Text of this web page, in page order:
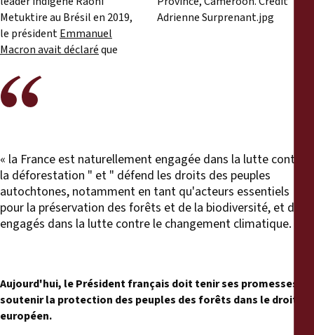
Documents d'information
Procédures juridiques
Rapports annuels
Metuktire au Brésil en 2019,
le présidentEmmanuel
Macron avait déclaréque
« la France est naturellement engagée dans la lutte contre
la déforestation " et " défend les droits des peuples
autochtones, notamment en tant qu'acteurs essentiels
pour la préservation des forêts et de la biodiversité, et donc
engagés dans la lutte contre le changement climatique. »
Aujourd'hui, le Président français doit tenir ses promesses et
soutenir la protection des peuples des forêts dans le droit
européen.